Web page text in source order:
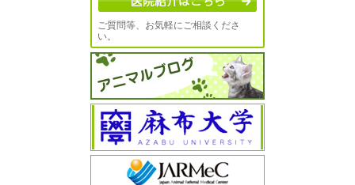
ご質問等、お気軽にご相談くださ
い。